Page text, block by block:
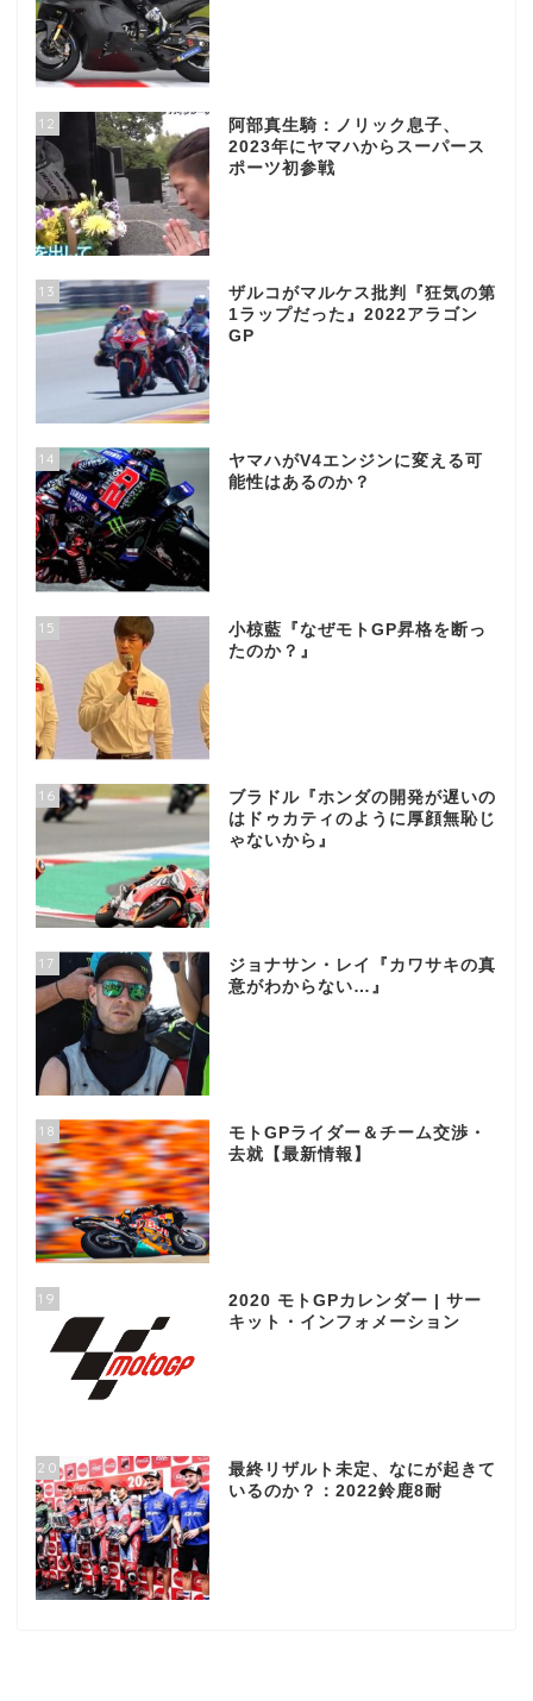
12
阿部真生騎：ノリック息子、
2023年にヤマハからスーパース
ポーツ初参戦
13
ザルコがマルケス批判『狂気の第
1ラップだった』2022アラゴン
GP
14
ヤマハがV4エンジンに変える可
能性はあるのか？
15
小椋藍『なぜモトGP昇格を断っ
たのか？』
16
ブラドル『ホンダの開発が遅いの
はドゥカティのように厚顔無恥じ
ゃないから』
17
ジョナサン・レイ『カワサキの真
意がわからない…』
18
モトGPライダー＆チーム交渉・
去就【最新情報】
19
2020 モトGPカレンダー | サー
キット・インフォメーション
20
最終リザルト未定、なにが起きて
いるのか？：2022鈴鹿8耐